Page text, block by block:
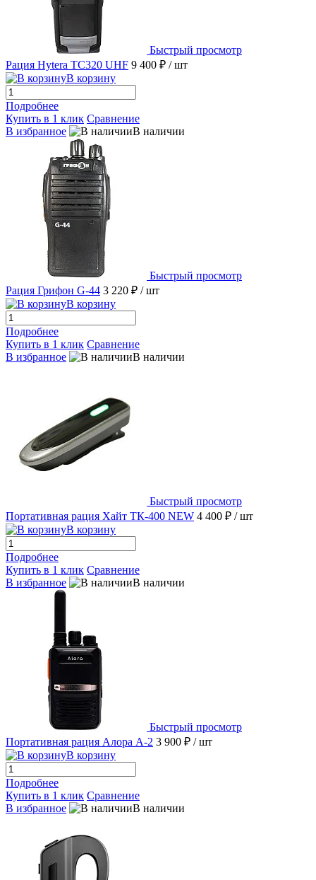
Быстрый просмотр
Рация Hytera TC320 UHF 9 400 ₽ / шт
В корзину
Подробнее
Купить в 1 клик Сравнение
В избранное
В наличии
Быстрый просмотр
Рация Грифон G-44 3 220 ₽ / шт
В корзину
Подробнее
Купить в 1 клик Сравнение
В избранное
В наличии
Быстрый просмотр
Портативная рация Хайт ТК-400 NEW 4 400 ₽ / шт
В корзину
Подробнее
Купить в 1 клик Сравнение
В избранное
В наличии
Быстрый просмотр
Портативная рация Алора А-2 3 900 ₽ / шт
В корзину
Подробнее
Купить в 1 клик Сравнение
В избранное
В наличии